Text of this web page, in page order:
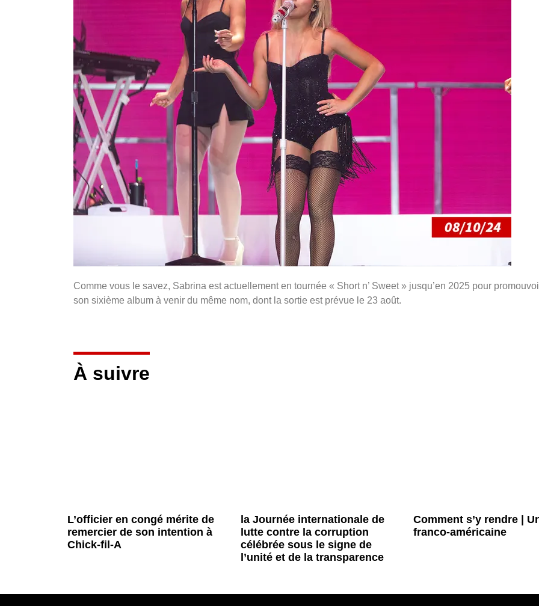
Comme vous le savez, Sabrina est actuellement en tournée « Short n’ Sweet » jusqu’en 2025 pour
son sixième album à venir du même nom, dont la sortie est prévue le 23 août.
À suivre
L’officier en congé mérite de
remercier de son intention à
Chick-fil-A
la Journée internationale de
lutte contre la corruption
célébrée sous le signe de
l’unité et de la transparence
Comment s’y rendre |
franco-américaine